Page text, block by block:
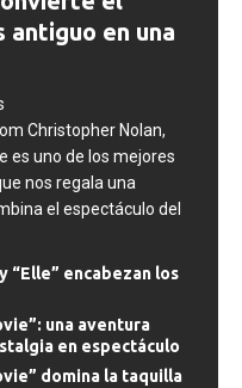
el
antiguo en una
Christopher Nolan,
es uno de los mejores
nos regala una
el espectáculo del
“Elle” encabezan los
una aventura
en espectáculo